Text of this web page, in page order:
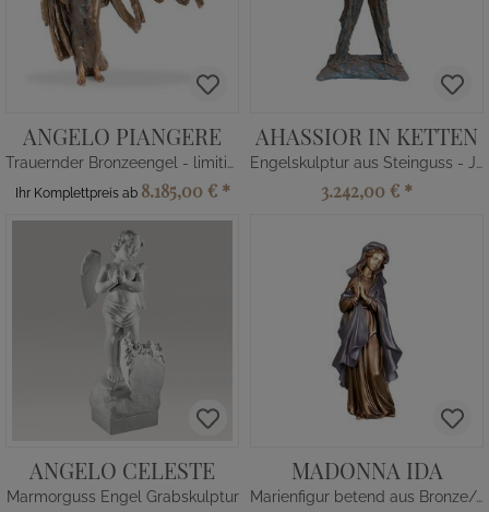
ANGELO PIANGERE
Trauernder Bronzeengel - limitiert
Ihr Komplettpreis ab 8.185,00 € *
AHASSIOR IN KETTEN
Engelskulptur aus Steinguss - Jesus
3.242,00 € *
ANGELO CELESTE
Marmorguss Engel Grabskulptur
MADONNA IDA
Marienfigur betend aus Bronze/Alu